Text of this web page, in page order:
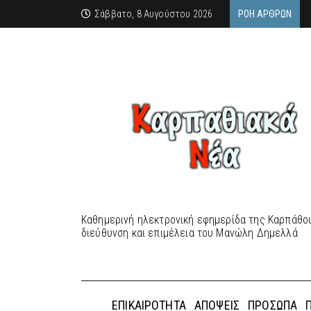
Σάββατο, 8 Αυγούστου 2026 ΡΟΉ ΆΡΘΡΩΝ
Καθημερινή ηλεκτρονική εφημερίδα της
διεύθυνση και επιμέλεια του Μανώλη Δημελλά
ΕΠΙΚΑΙΡΌΤΗΤΑ ΑΠΌΨΕΙΣ ΠΡΌΣΩΠΑ